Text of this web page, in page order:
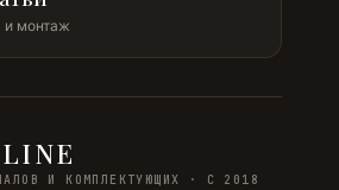
и монтаж
И КОМПЛЕКТУЮЩИХ · С 2018